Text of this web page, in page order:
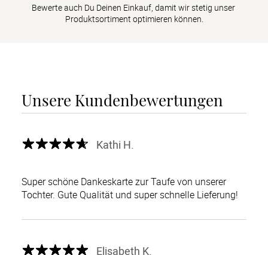
Bewerte auch Du Deinen Einkauf, damit wir stetig unser
Produktsortiment optimieren können.
Unsere Kundenbewertungen
Kathi H.
Super schöne Dankeskarte zur Taufe von unserer
Tochter. Gute Qualität und super schnelle Lieferung!
Elisabeth K.